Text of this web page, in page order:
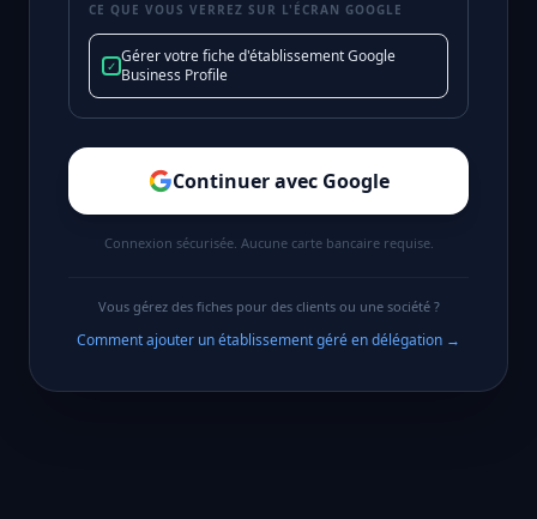
CE QUE VOUS VERREZ SUR L'ÉCRAN GOOGLE
✓ Gérer votre fiche d'établissement Google
Business Profile
Continuer avec Google
Connexion sécurisée. Aucune carte bancaire requise.
Vous gérez des fiches pour des clients ou une société ?
Comment ajouter un établissement géré en délégation →